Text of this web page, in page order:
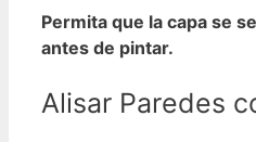
Permita que la capa se
antes de pintar.
Alisar Paredes